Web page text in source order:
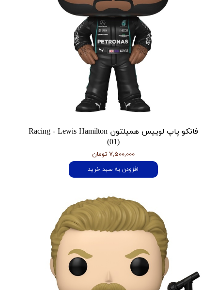
فانکو پاپ لوییس همیلتون Racing - Lewis Hamilton
(01)
۷,۵۰۰,۰۰۰ تومان
افزودن به سبد خرید